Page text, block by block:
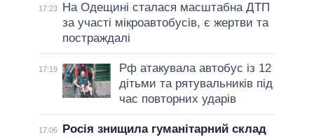
17:23
На Одещині сталася масштабна ДТП
за участі мікроавтобусів, є жертви та
постраждалі
17:19
Рф атакувала автобус із 12
дітьми та рятувальників під
час повторних ударів
17:06
Росія знищила гуманітарний склад